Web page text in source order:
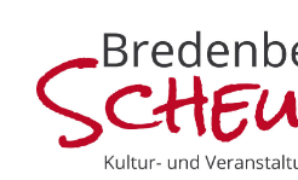
springen